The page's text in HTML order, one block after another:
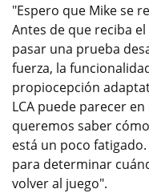
"Espero que Mike se
Antes de que reciba
pasar una prueba
fuerza, la
propiocepción
LCA puede parecer
queremos saber
está un poco
para determinar
volver al juego".